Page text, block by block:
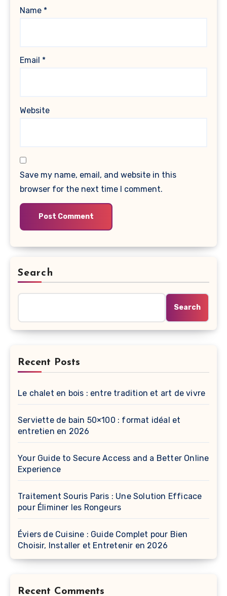
Name *
Email *
Website
Save my name, email, and website in this
browser for the next time I comment.
Search
Search
Recent Posts
Le chalet en bois : entre tradition et art de vivre
Serviette de bain 50×100 : format idéal et
entretien en 2026
Your Guide to Secure Access and a Better Online
Experience
Traitement Souris Paris : Une Solution Efficace
pour Éliminer les Rongeurs
Éviers de Cuisine : Guide Complet pour Bien
Choisir, Installer et Entretenir en 2026
Recent Comments